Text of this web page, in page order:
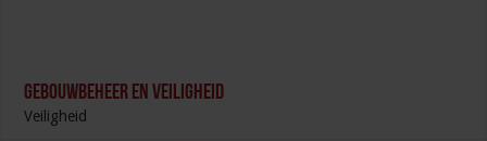
Gebouwbeheer en veiligheid
Veiligheid